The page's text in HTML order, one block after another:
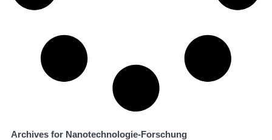
Archives for Nanotechnologie-Forschung